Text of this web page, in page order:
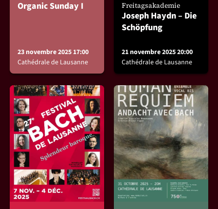
Organic Sunday I
23 novembre 2025 17:00
Cathédrale de Lausanne
Freitagsakademie
Joseph Haydn – Die
Schöpfung
21 novembre 2025 20:00
Cathédrale de Lausanne